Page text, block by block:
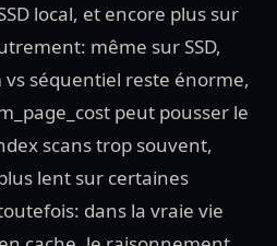
local, et encore plus sur
même sur SSD,
vs séquentiel reste énorme,
peut pousser le
scans trop souvent,
lent sur certaines
dans la vraie vie